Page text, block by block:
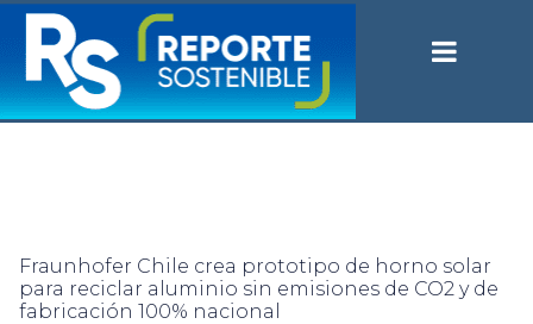
Fraunhofer Chile crea prototipo de horno solar
para reciclar aluminio sin emisiones de CO2 y de
fabricación 100% nacional